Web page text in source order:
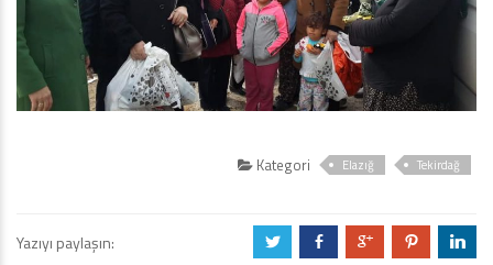
Kategori Elazığ Tekirdağ
Yazıyı paylaşın: a b c d j